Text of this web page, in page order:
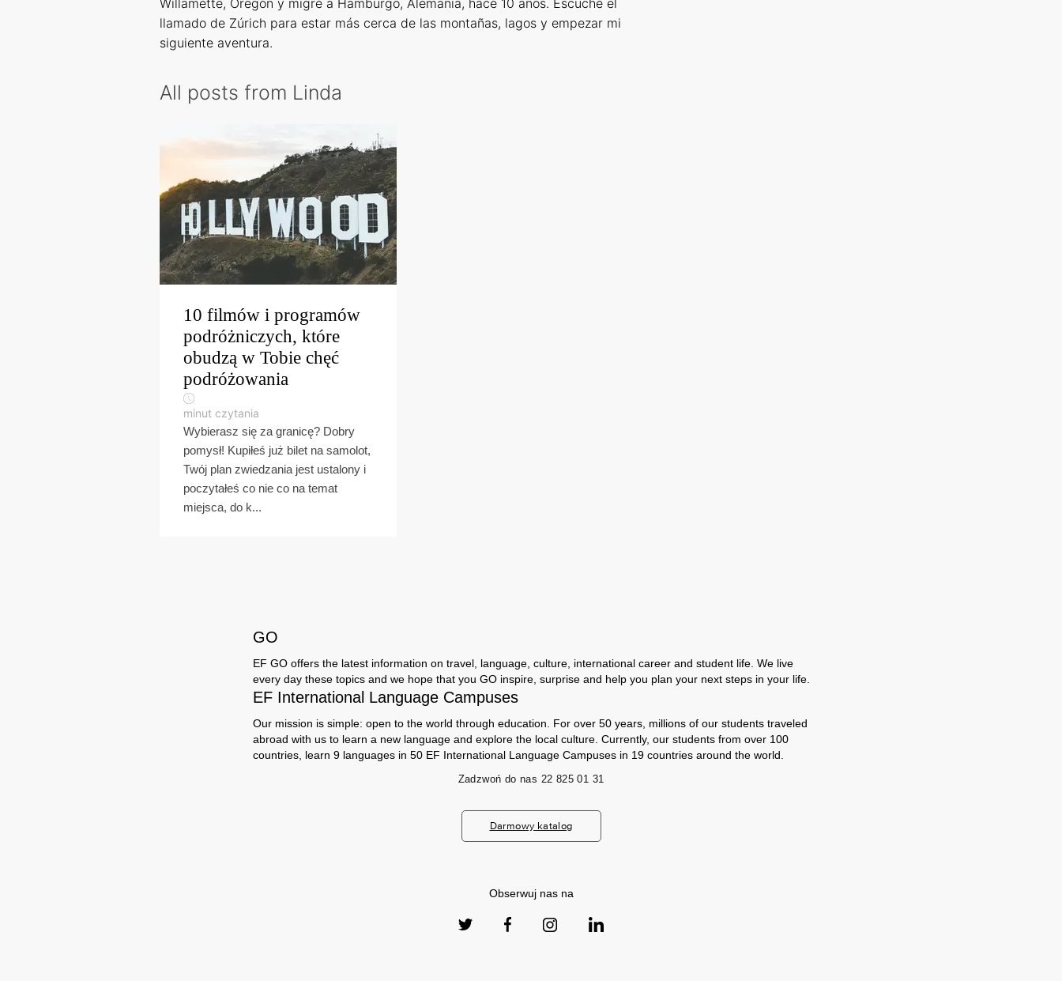
Willamette, Oregón y migré a Hamburgo, Alemania, hace 10 años. Escuché el
llamado de Zúrich para estar más cerca de las montañas, lagos y empezar mi
siguiente aventura.
All posts from Linda
10 filmów i programów
podróżniczych, które
obudzą w Tobie chęć
podróżowania
minut czytania
Wybierasz się za granicę? Dobry
pomysł! Kupiłeś już bilet na samolot,
Twój plan zwiedzania jest ustalony i
poczytałeś co nie co na temat
miejsca, do k...
GO
EF GO offers the latest information on travel, language, culture, international career and student life. We live
every day these topics and we hope that you GO inspire, surprise and help you plan your next steps in your life.
EF International Language Campuses
Our mission is simple: open to the world through education. For over 50 years, millions of our students traveled
abroad with us to learn a new language and explore the local culture. Currently, our students from over 100
countries, learn 9 languages ​​in 50 EF International Language Campuses in 19 countries around the world.
Zadzwoń do nas 22 825 01 31
Darmowy katalog
Obserwuj nas na